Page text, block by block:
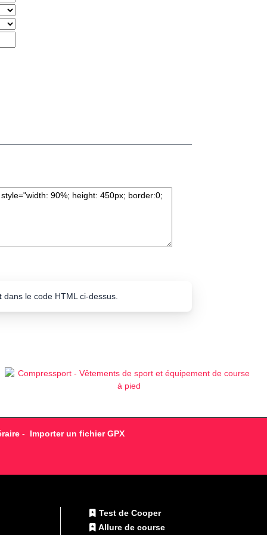
dans le code HTML ci-dessus.
- Importer un fichier GPX
Test de Cooper
Allure de course